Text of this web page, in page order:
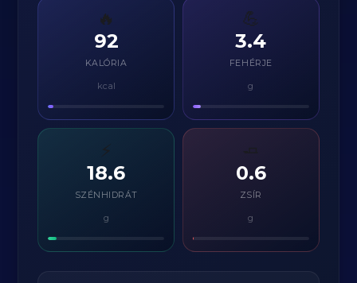
🔥
92
KALÓRIA
kcal
💪
3.4
FEHÉRJE
g
⚡
18.6
SZÉNHIDRÁT
g
0.6
ZSÍR
g